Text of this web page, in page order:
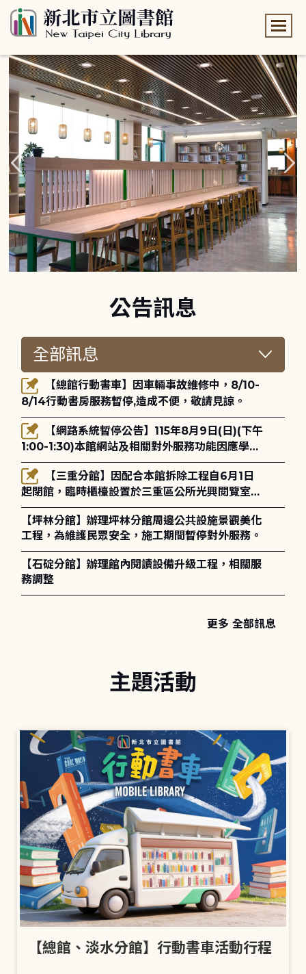
公告訊息
8/14行動書房服務暫停,造成不便，敬請見諒。
1:00-1:30)本館網站及相關對外服務功能因應學術
網路升級更新將暫停服務。
起閉館，臨時櫃檯設置於三重區公所光興閱覽室，
造成不便，敬請見諒。
【坪林分館】辦理坪林分館周邊公共設施景觀美化
工程，為維護民眾安全，施工期間暫停對外服務。
【石碇分館】辦理館內閱讀設備升級工程，相關服
務調整
更多 全部訊息
主題活動
【總館、淡水分館】行動書車活動行程